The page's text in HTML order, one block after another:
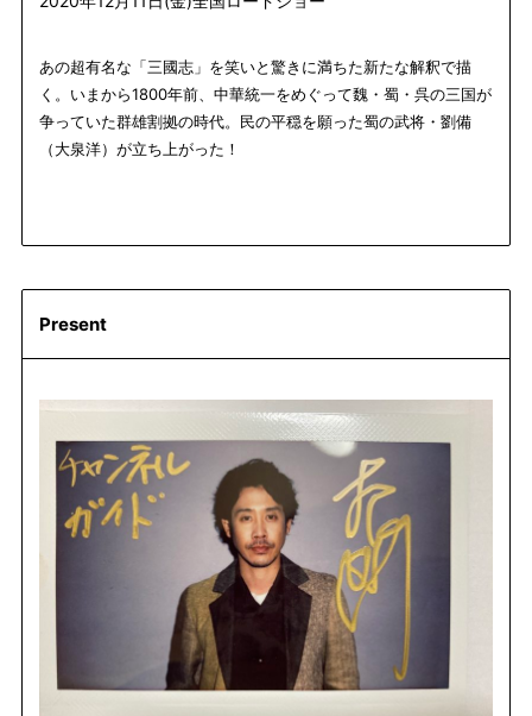
あの超有名な「三國志」を笑いと驚きに満ちた新たな解釈で描
く。いまから1800年前、中華統一をめぐって魏・蜀・呉の三国が
争っていた群雄割拠の時代。民の平穏を願った蜀の武将・劉備
（大泉洋）が立ち上がった！
Present